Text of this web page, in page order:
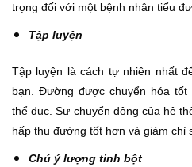
trọng đối với một bệnh nhân tiểu
Tập luyện
Tập luyện là cách tự nhiên nhất
bạn. Đường được chuyển hóa
thể dục. Sự chuyển động của hệ
hấp thu đường tốt hơn và giảm chỉ
Chú ý lượng tinh bột